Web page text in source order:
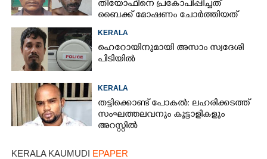
തിയോഫിനെ പ്രകോപിപ്പിച്ചത്
ബൈക്ക് മോഷണം ചോർത്തിയത്
KERALA
ഹെറോയിനുമായി അസാം സ്വദേശി
പിടിയിൽ
KERALA
തട്ടിക്കൊണ്ട് പോകൽ: ലഹരിക്കടത്ത്
സംഘത്തലവനും കൂട്ടാളികളും
അറസ്റ്റിൽ
KERALA KAUMUDI EPAPER